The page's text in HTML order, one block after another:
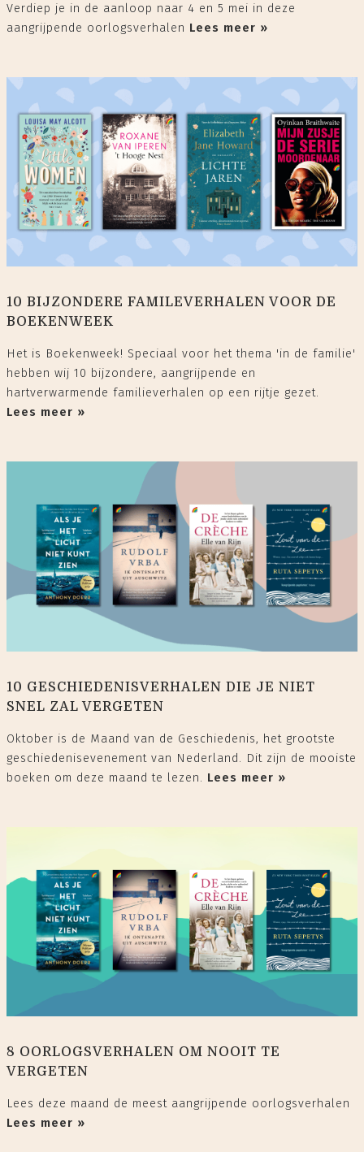
Verdiep je in de aanloop naar 4 en 5 mei in deze
aangrijpende oorlogsverhalen Lees meer »
10 BIJZONDERE FAMILEVERHALEN VOOR DE
BOEKENWEEK
Het is Boekenweek! Speciaal voor het thema 'in de familie'
hebben wij 10 bijzondere, aangrijpende en
hartverwarmende familieverhalen op een rijtje gezet.
Lees meer »
10 GESCHIEDENISVERHALEN DIE JE NIET
SNEL ZAL VERGETEN
Oktober is de Maand van de Geschiedenis, het grootste
geschiedenisevenement van Nederland. Dit zijn de mooiste
boeken om deze maand te lezen. Lees meer »
8 OORLOGSVERHALEN OM NOOIT TE
VERGETEN
Lees deze maand de meest aangrijpende oorlogsverhalen
Lees meer »